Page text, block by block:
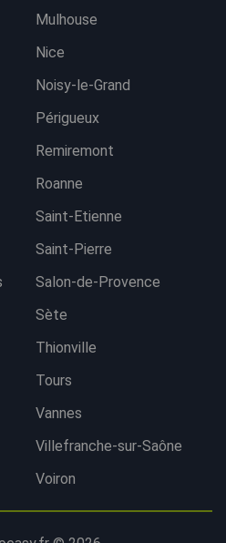
Mulhouse
Nice
Noisy-le-Grand
Périgueux
Remiremont
Roanne
Saint-Etienne
Saint-Pierre
Salon-de-Provence
Sète
Thionville
Tours
Vannes
Villefranche-sur-Saône
Voiron